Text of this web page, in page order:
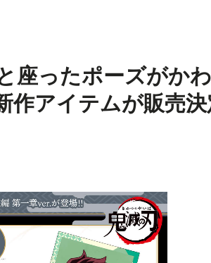
座ったポーズがか
作アイテムが販売決